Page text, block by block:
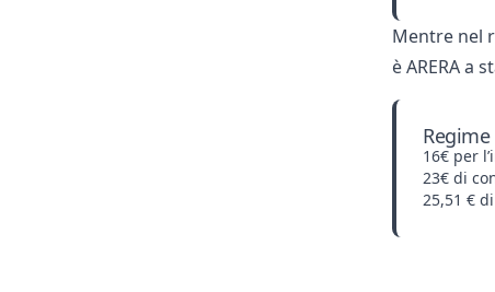
Mentre nel
è ARERA a
16€ per
23€ di
25,51 €